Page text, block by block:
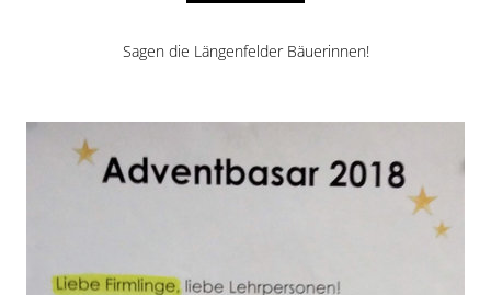
Sagen die Längenfelder Bäuerinnen!